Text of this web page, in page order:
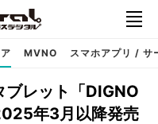
MVNO スマホアプリ / サ
ブレット「DIGNO
年3月以降発売